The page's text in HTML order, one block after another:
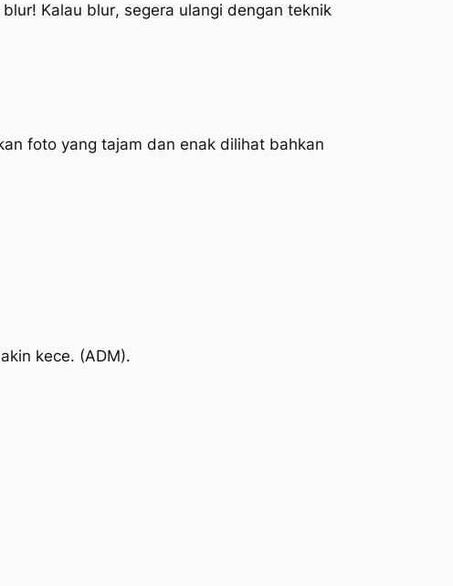
blur! Kalau blur, segera ulangi dengan teknik
foto yang tajam dan enak dilihat bahkan
kece. (ADM).